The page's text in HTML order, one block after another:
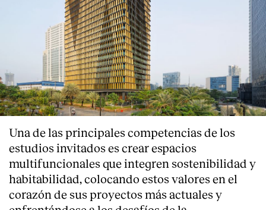
Una de las principales competencias de los
estudios invitados es crear espacios
multifuncionales que integren sostenibilidad y
habitabilidad, colocando estos valores en el
corazón de sus proyectos más actuales y